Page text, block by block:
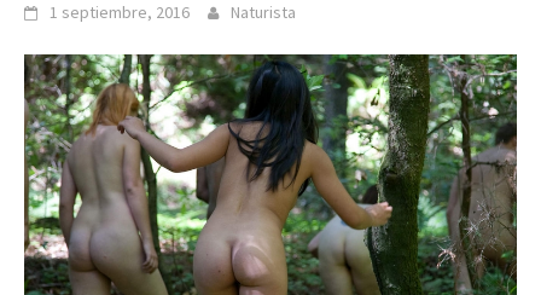
1 septiembre, 2016 Naturista